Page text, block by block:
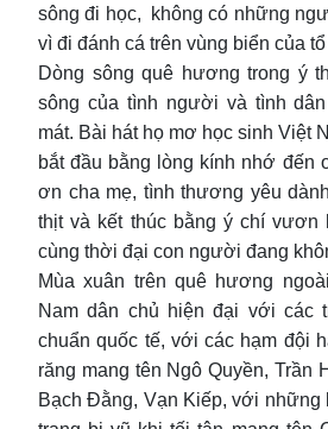
sông đi học, không có những
vì đi đánh cá trên vùng biển của
Dòng sông quê hương trong ý
sông của tình người và tình
mát. Bài hát họ mơ học sinh Việt
bắt đầu bằng lòng kính nhớ đến
ơn cha mẹ, tình thương yêu
thịt và kết thúc bằng ý chí vươn
cùng thời đại con người đang
Mùa xuân trên quê hương
Nam dân chủ hiện đại với các
chuẩn quốc tế, với các hạm đội
răng mang tên Ngô Quyền, Trần
Bạch Đằng, Vạn Kiếp, với những